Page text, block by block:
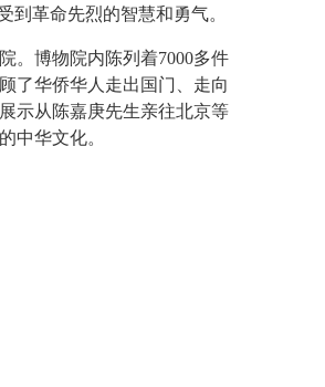
到革命先烈的智慧和勇气。
。博物院内陈列着7000多件
了华侨华人走出国门、走向
示从陈嘉庚先生亲往北京等
中华文化。